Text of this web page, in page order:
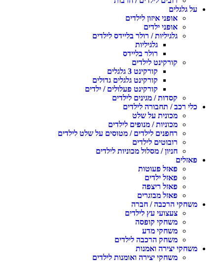
על גלגלים
אופני איזון לילדים
אופני ילדים
גלגיליות / רולר בליידס לילדים
גלגיליות
רולר בליידס
קורקינט לילדים
קורקינט 3 גלגלים
קורקינט גלגלים גדולים
קורקינט פעלולים / ילדים
קסדות / מגינים לילדים
כלי רכב / תחבורה לילדים
מכונית על שלט
מכוניות / מנופים לילדים
רחפנים לילדים / מטוסים על שלט לילדים
רובוטים לילדים
חניון / מסלול מכוניות לילדים
פאזלים
פאזל פעוטות
פאזל ילדים
פאזל ריצפה
פאזל מבוגרים
משחקי הרכבה / חברה
צעצועי עץ לילדים
משחקי קופסה
משחקי מדע
משחק הרכבה לילדים
משחקי יצירה ואמנות
משחקי יצירה ואומנות לילדים